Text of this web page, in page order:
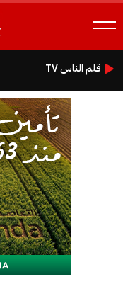
قلم الناس TV